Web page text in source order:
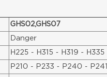
GHS02,GHS07
Danger
H225 - H315 - H319 - H335
P210 - P233 - P240 -